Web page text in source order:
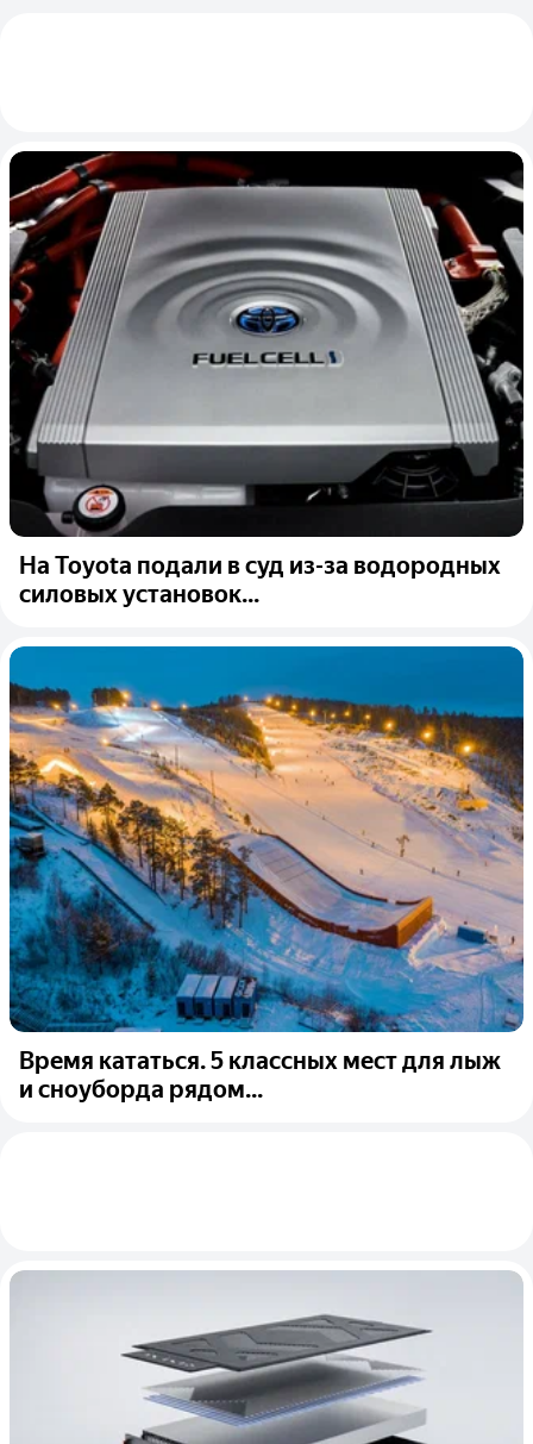
На Toyota подали в суд из-за водородных
силовых установок...
Время кататься. 5 классных мест для лыж
и сноуборда рядом...